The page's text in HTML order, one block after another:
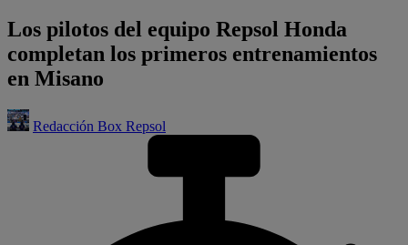
Los pilotos del equipo Repsol Honda
completan los primeros entrenamientos
en Misano
Redacción Box Repsol